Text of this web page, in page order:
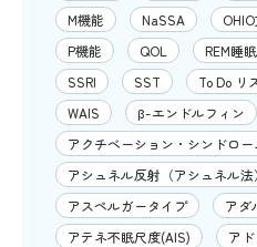
M機能
NaSSA
P機能
QOL REM睡眠
SSRI
SST To Do リ
WAIS
β-エンドルフィン
アクチベーション・シンドロー
アシュネル反射（アシュネル法）
アスペルガータイプ
アダ
アテネ不眠尺度(AIS)
ア